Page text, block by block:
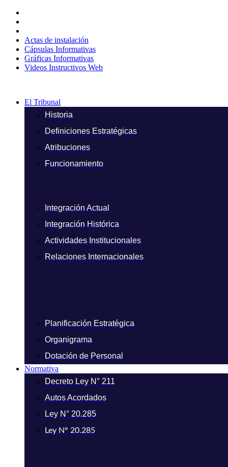
contenido
Actas de instalación
Cápsulas Informativas
Gráficas Informativas
Videos Instructivos Web
El Tribunal
Historia
Definiciones Estratégicas
Atribuciones
Funcionamiento
Integración Actual
Integración Histórica
Actividades Institucionales
Relaciones Internacionales
Planificación Estratégica
Organigrama
Dotación de Personal
Normativa
Decreto Ley N° 211
Autos Acordados
Ley N° 20.285
Ley N° 20.285